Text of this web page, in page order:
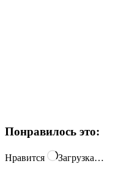
Понравилось это:
Нравится Загрузка…